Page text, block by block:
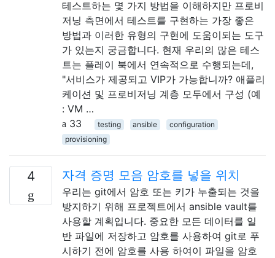
테스트하는 몇 가지 방법을 이해하지만 프로비
저닝 측면에서 테스트를 구현하는 가장 좋은
방법과 이러한 유형의 구현에 도움이되는 도구
가 있는지 궁금합니다. 현재 우리의 많은 테스
트는 플레이 북에서 연속적으로 수행되는데,
"서비스가 제공되고 VIP가 가능합니까? 애플리
케이션 및 프로비저닝 계층 모두에서 구성 (예
: VM …
33
testing ansible
configuration
provisioning
4 자격 증명 모음 암호를 넣을 위치
우리는 git에서 암호 또는 키가 누출되는 것을
방지하기 위해 프로젝트에서 ansible vault를
사용할 계획입니다. 중요한 모든 데이터를 일
반 파일에 저장하고 암호를 사용하여 git로 푸
시하기 전에 암호를 사용 하여이 파일을 암호